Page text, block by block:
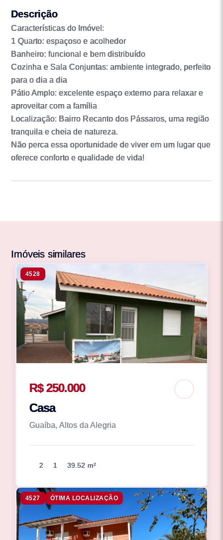
Descrição
Características do Imóvel:
1 Quarto: espaçoso e acolhedor
Banheiro: funcional e bem distribuído
Cozinha e Sala Conjuntas: ambiente integrado, perfeito
para o dia a dia
Pátio Amplo: excelente espaço externo para relaxar e
aproveitar com a família
Localização: Bairro Recanto dos Pássaros, uma região
tranquila e cheia de natureza.
Não perca essa oportunidade de viver em um lugar que
oferece conforto e qualidade de vida!
Imóveis similares
4528
R$ 250.000
Casa
Guaíba, Altos da Alegria
2 1 39.52 m²
4527 ÓTIMA LOCALIZAÇÃO